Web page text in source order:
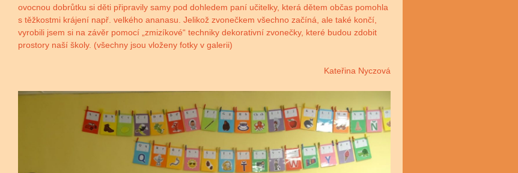
ovocnou dobrůtku si děti připravily samy pod dohledem paní učitelky, která dětem občas pomohla
s těžkostmi krájení např. velkého ananasu. Jelikož zvonečkem všechno začíná, ale také končí,
vyrobili jsem si na závěr pomocí „zmizíkové“ techniky dekorativní zvonečky, které budou zdobit
prostory naší školy. (všechny jsou vloženy fotky v galerii)
Kateřina Nyczová